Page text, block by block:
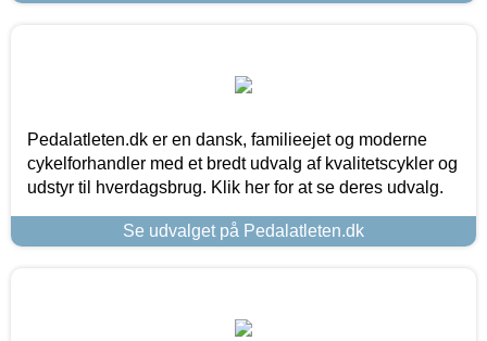
Pedalatleten.dk er en dansk, familieejet og moderne
cykelforhandler med et bredt udvalg af kvalitetscykler og
udstyr til hverdagsbrug. Klik her for at se deres udvalg.
Se udvalget på Pedalatleten.dk